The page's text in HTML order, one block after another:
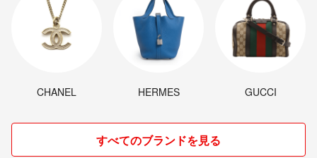
CHANEL HERMES GUCCI
すべてのブランドを見る